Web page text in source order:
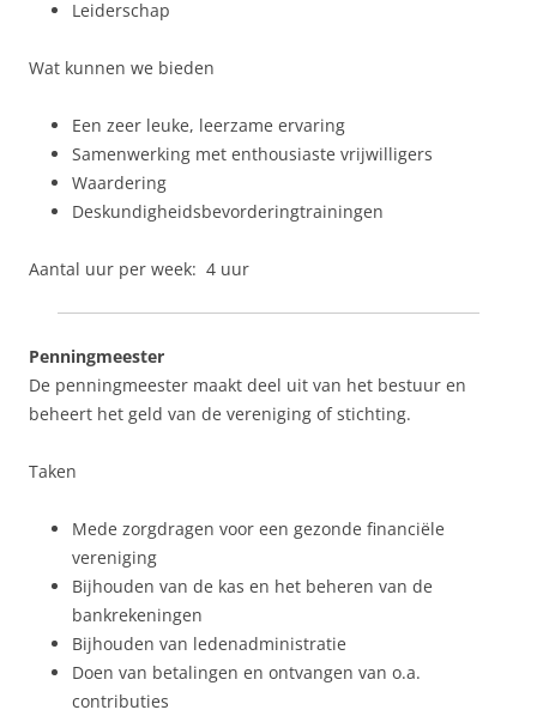
Leiderschap
Wat kunnen we bieden
Een zeer leuke, leerzame ervaring
Samenwerking met enthousiaste vrijwilligers
Waardering
Deskundigheidsbevorderingtrainingen
Aantal uur per week: 4 uur
Penningmeester
De penningmeester maakt deel uit van het bestuur en
beheert het geld van de vereniging of stichting.
Taken
Mede zorgdragen voor een gezonde financiële
vereniging
Bijhouden van de kas en het beheren van de
bankrekeningen
Bijhouden van ledenadministratie
Doen van betalingen en ontvangen van o.a.
contributies